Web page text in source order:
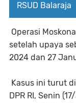
RSUD Balaraja
Operasi
setelah upaya
2024 dan 27
Kasus ini turut
DPR RI, Senin